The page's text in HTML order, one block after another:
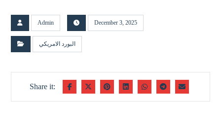
Admin December 3, 2025
البورد الامريكي